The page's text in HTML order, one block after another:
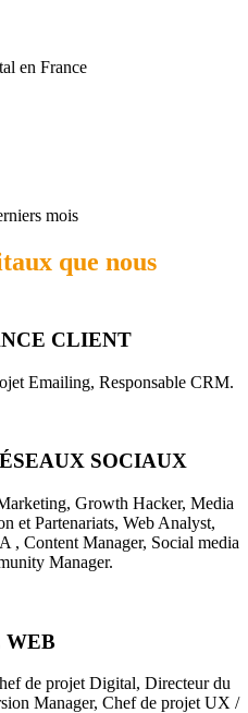
en France
mois
que nous
CLIENT
Emailing, Responsable CRM.
SOCIAUX
Growth Hacker, Media
et Partenariats, Web Analyst,
, Content Manager, Social media
Manager.
WEB
de projet Digital, Directeur du
Manager, Chef de projet UX /